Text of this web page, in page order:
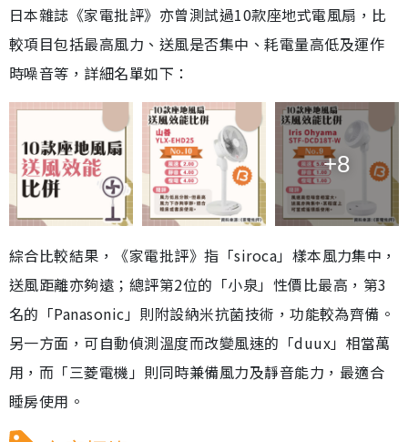
日本雜誌《家電批評》亦曾測試過10款座地式電風扇，比
較項目包括最高風力、送風是否集中、耗電量高低及運作
時噪音等，詳細名單如下：
+8
綜合比較結果，《家電批評》指「siroca」樣本風力集中，
送風距離亦夠遠；總評第2位的「小泉」性價比最高，第3
名的「Panasonic」則附設納米抗菌技術，功能較為齊備。
另一方面，可自動偵測溫度而改變風速的「duux」相當萬
用，而「三菱電機」則同時兼備風力及靜音能力，最適合
睡房使用。